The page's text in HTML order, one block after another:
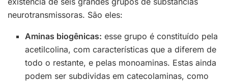
neurotransmissoras. São eles:
Aminas biogênicas: esse grupo é constituído pela
acetilcolina, com características que a diferem de
todo o restante, e pelas monoaminas. Estas ainda
podem ser subdividas em catecolaminas, como